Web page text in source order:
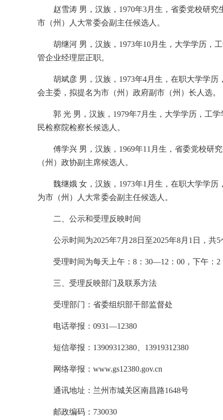
赵雪涛 男，汉族，1970年3月生，省委党校研
市（州）人大常委会副主任候选人。
胡继河 男，汉族，1973年10月生，大学学历，
管企业经理层正职。
胡斌彦 男，汉族，1973年4月生，在职大学学
会主委，拟提名为市（州）政府副市（州）长人选。
郭 光 男，汉族，1979年7月生，大学学历，工
民检察院检察长候选人。
傅学兴 男，汉族，1969年11月生，省委党校研
（州）政协副主席候选人。
魏继娥 女，汉族，1973年1月生，在职大学学
为市（州）人大常委会副主任候选人。
二、公示和受理反映时间
公示时间为2025年7月28日至2025年8月1日，共
受理时间为每天上午：8：30—12：00，下午：
三、受理反映部门及联系方法
受理部门：省委组织部干部监督处
电话举报：0931—12380
短信举报：13909312380、13919312380
网络举报：www.gs12380.gov.cn
通讯地址：兰州市城关区南昌路1648号
邮政编码：730030